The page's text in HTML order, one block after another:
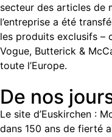
secteur des articles de
l’entreprise a été
les produits exclusifs –
Vogue, Butterick &
toute l’Europe.
De nos
Le site d’Euskirchen :
dans 150 ans de fierté